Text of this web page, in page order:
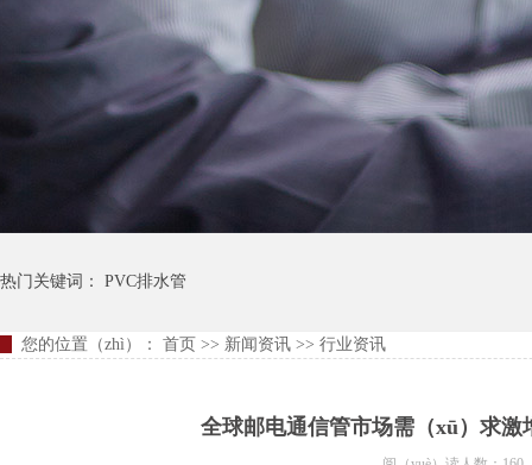
热门关键词： PVC排水管
您的位置（zhì）： 首页 >> 新闻资讯 >> 行业资讯
全球邮电通信管市场需（xū）求激